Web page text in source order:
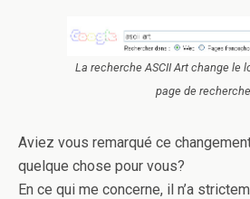
La recherche ASCII Art change le
page de recherche
Aviez vous remarqué ce
quelque chose pour vous?
En ce qui me concerne, il n’a